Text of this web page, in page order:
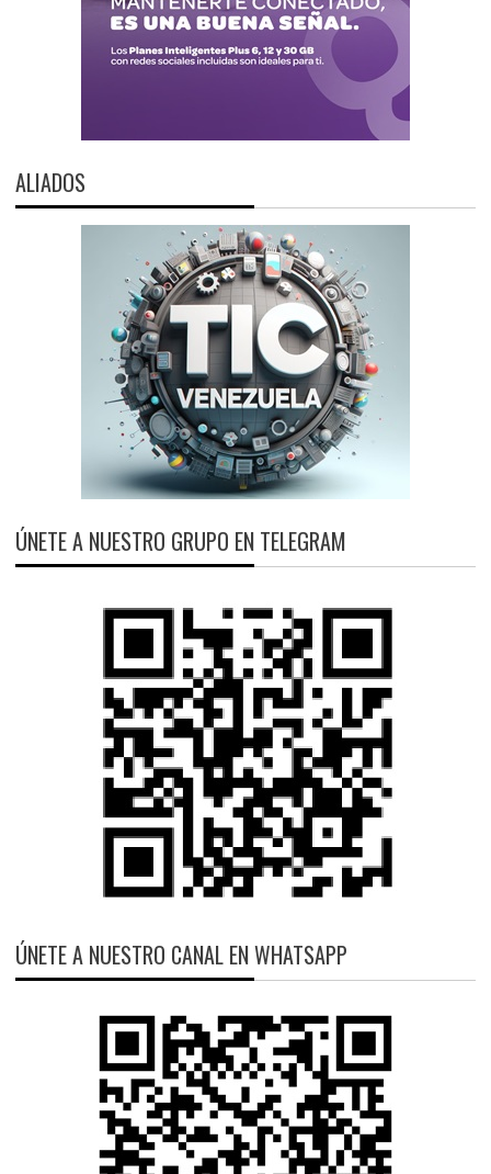
ALIADOS
ÚNETE A NUESTRO GRUPO EN TELEGRAM
ÚNETE A NUESTRO CANAL EN WHATSAPP